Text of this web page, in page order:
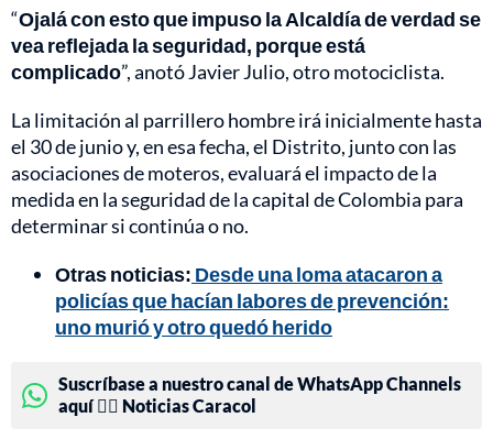
“Ojalá con esto que impuso la Alcaldía de verdad se
vea reflejada la seguridad, porque está
complicado”, anotó Javier Julio, otro motociclista.
La limitación al parrillero hombre irá inicialmente hasta
el 30 de junio y, en esa fecha, el Distrito, junto con las
asociaciones de moteros, evaluará el impacto de la
medida en la seguridad de la capital de Colombia para
determinar si continúa o no.
Otras noticias: Desde una loma atacaron a
policías que hacían labores de prevención:
uno murió y otro quedó herido
Suscríbase a nuestro canal de WhatsApp Channels
aquí 👉🏻 Noticias Caracol